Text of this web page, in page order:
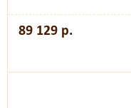
89 129 р.